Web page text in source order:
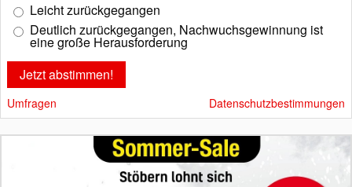
Leicht zurückgegangen
Deutlich zurückgegangen, Nachwuchsgewinnung ist
eine große Herausforderung
Umfragen Datenschutzbestimmungen